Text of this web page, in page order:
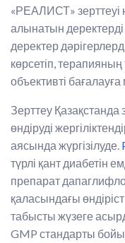
«РЕАЛИСТ» зерттеуі
алынатын
деректер
көрсетіп, терапияның
объективті бағалауға
Зерттеу Қазақстанда
өндіруді
аясында жүргізілуде.
түрлі қант диабетін
препарат
қаласындағы
табысты жүзеге
GMP стандарты